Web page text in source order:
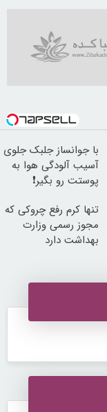
با جوانساز جلبک جلوی
آسیب آلودگی هوا به
پوستت رو بگیر❗
تنها کرم رفع چروکی که
مجوز رسمی وزارت
بهداشت دارد